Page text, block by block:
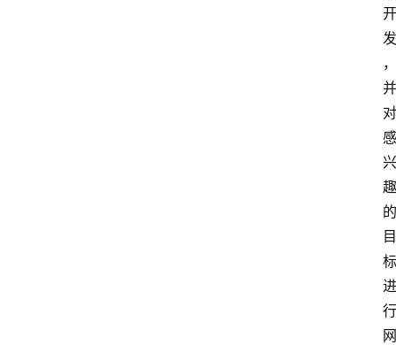
开
发
，
并
对
感
兴
趣
的
目
标
进
行
网